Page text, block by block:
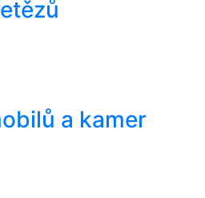
a kamer